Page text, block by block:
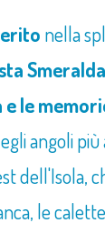
nella
Smeralda
e le
angoli
dell'Isola,
le